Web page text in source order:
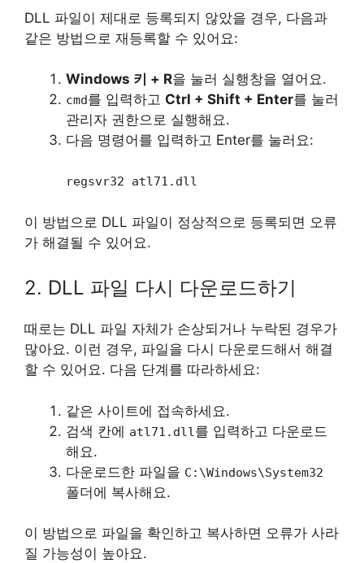
DLL 파일이 제대로 등록되지 않았을 경우, 다음과
같은 방법으로 재등록할 수 있어요:
Windows 키 + R을 눌러 실행창을 열어요.
cmd를 입력하고 Ctrl + Shift + Enter를 눌러
관리자 권한으로 실행해요.
다음 명령어를 입력하고 Enter를 눌러요:
regsvr32 atl71.dll
이 방법으로 DLL 파일이 정상적으로 등록되면 오류
가 해결될 수 있어요.
2. DLL 파일 다시 다운로드하기
때로는 DLL 파일 자체가 손상되거나 누락된 경우가
많아요. 이런 경우, 파일을 다시 다운로드해서 해결
할 수 있어요. 다음 단계를 따라하세요:
같은 사이트에 접속하세요.
검색 칸에 atl71.dll를 입력하고 다운로드
해요.
다운로드한 파일을 C:\Windows\System32
폴더에 복사해요.
이 방법으로 파일을 확인하고 복사하면 오류가 사라
질 가능성이 높아요.